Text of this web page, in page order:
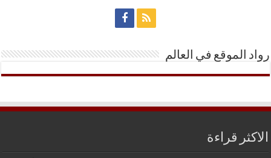
رواد الموقع في العالم
الاكثر قراءة